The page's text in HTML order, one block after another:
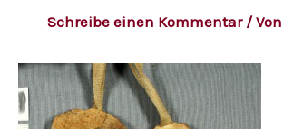
Schreibe einen Kommentar / Von